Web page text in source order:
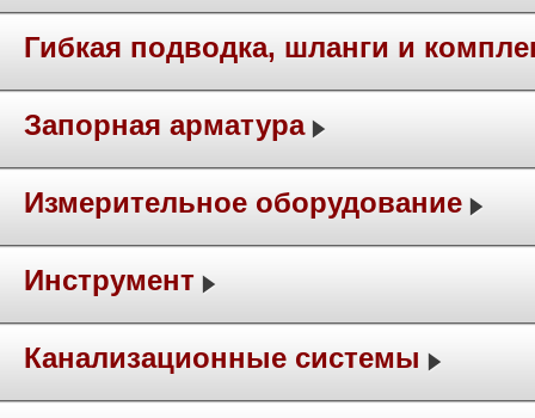
Гибкая подводка, шланги и
Запорная арматура
Измерительное оборудование
Инструмент
Канализационные системы